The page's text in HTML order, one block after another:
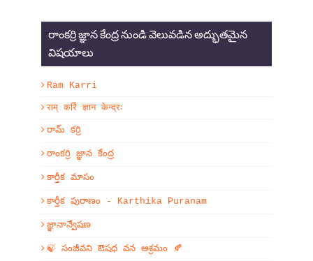
రాంకర్రి జ్ఞాన కేంద్ర నుండి వెలువడిన అద్భుతమైన
విషయాలు
Ram Karri
राम् कर्रि ज्ञान केन्द्रः
రామ్ కర్రి
రాంకర్రి జ్ఞాన కేంద్ర
కార్తీక మాసం
కార్తీక పురాణం - Karthika Puranam
జ్ఞానాన్వేషణ
🍃 సంజీవని ఔషధ వన ఆశ్రమం 🍂